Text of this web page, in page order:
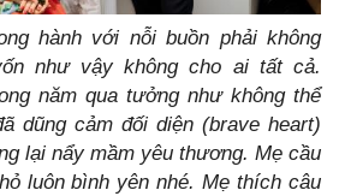
hành với nỗi buồn phải không
như vậy không cho ai tất cả.
năm qua tưởng như không thể
dũng cảm đối diện (brave heart)
lại nẩy mầm yêu thương. Mẹ cầu
luôn bình yên nhé. Mẹ thích câu